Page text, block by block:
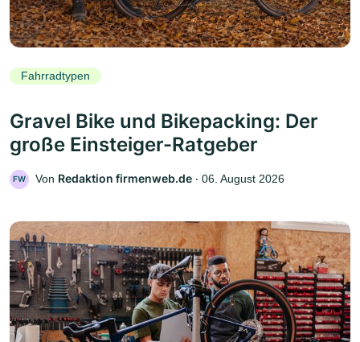
Fahrradtypen
Gravel Bike und Bikepacking: Der
große Einsteiger-Ratgeber
FW Von Redaktion firmenweb.de ‧ 06. August 2026